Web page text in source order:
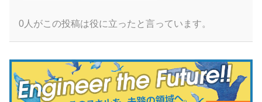
0人がこの投稿は役に立ったと言っています。